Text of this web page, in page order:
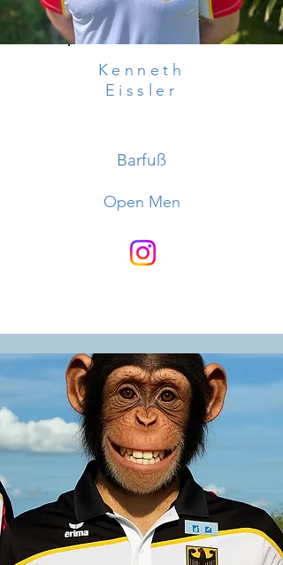
Kenneth
Eissler
Barfuß
Open Men